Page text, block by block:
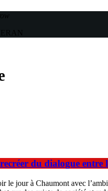
du dialogue entre
le jour à Chaumont avec